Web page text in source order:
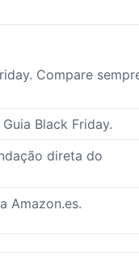
Compare
Black Friday.
direta do
Amazon.es.